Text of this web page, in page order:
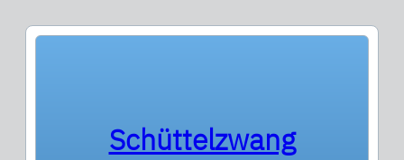
Schüttelzwang